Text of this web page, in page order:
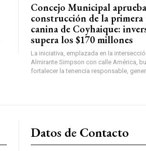
Concejo Municipal aprueba
construcción de la primera
canina de Coyhaique:
supera los $170 millones
La iniciativa, emplazada en la
Almirante Simpson con calle América,
fortalecer la tenencia responsable,
Datos de Contacto